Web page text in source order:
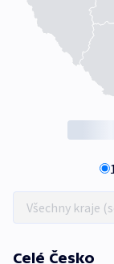
Celé Česko